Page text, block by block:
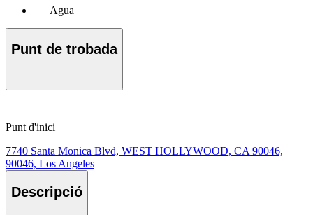
Agua
Punt de trobada
Punt d'inici
7740 Santa Monica Blvd, WEST HOLLYWOOD, CA 90046,
90046, Los Angeles
Descripció